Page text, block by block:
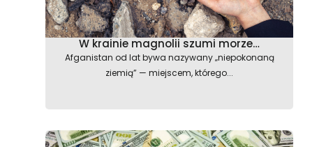
W krainie magnolii szumi morze…
Afganistan od lat bywa nazywany „niepokonaną
ziemią” — miejscem, którego...